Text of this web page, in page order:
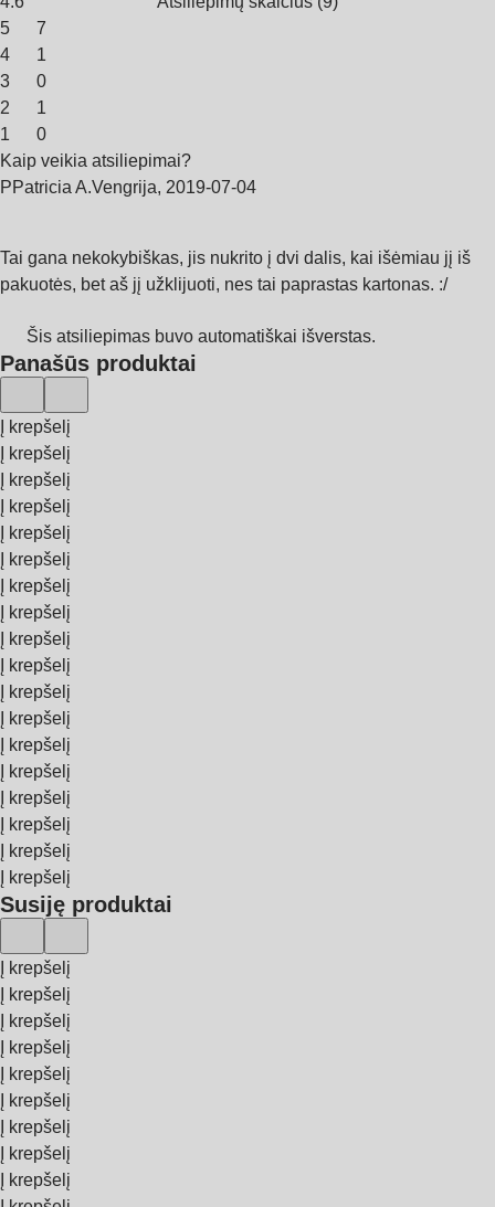
5
7
4
1
3
0
2
1
1
0
Kaip veikia atsiliepimai?
PPatricia A.Vengrija, 2019‑07‑04
Tai gana nekokybiškas, jis nukrito į dvi dalis, kai išėmiau jį iš
pakuotės, bet aš jį užklijuoti, nes tai paprastas kartonas. :/
Šis atsiliepimas buvo automatiškai išverstas.
Panašūs produktai
Į krepšelį
Į krepšelį
Į krepšelį
Į krepšelį
Į krepšelį
Į krepšelį
Į krepšelį
Į krepšelį
Į krepšelį
Į krepšelį
Į krepšelį
Į krepšelį
Į krepšelį
Į krepšelį
Į krepšelį
Į krepšelį
Į krepšelį
Į krepšelį
Susiję produktai
Į krepšelį
Į krepšelį
Į krepšelį
Į krepšelį
Į krepšelį
Į krepšelį
Į krepšelį
Į krepšelį
Į krepšelį